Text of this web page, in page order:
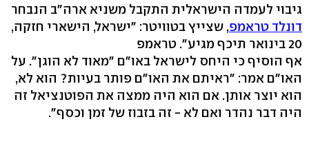
גיבוי לעמדה הישראלית התקבל משניא ארה"ב הנבחר
דונלד טראמפ, שצייץ בטוויטר: "ישראל, הישארי חזקה,
20 בינואר תיכף מגיע". טראמפ
אף הוסיף כי היחס לישראל באו"ם "מאוד לא הוגן". על
האו"ם אמר: "ראיתם את האו"ם פותר בעיות? הוא לא,
הוא יוצר אותן. אם הוא היה ממצה את הפוטנציאל זה
היה דבר נהדר ואם לא - זה בזבוז של זמן וכסף".